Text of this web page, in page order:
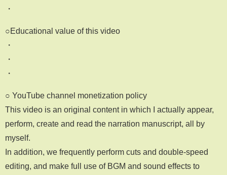
・
○Educational value of this video
・
・
・
○ YouTube channel monetization policy
This video is an original content in which I actually appear,
perform, create and read the narration manuscript, all by
myself.
In addition, we frequently perform cuts and double-speed
editing, and make full use of BGM and sound effects to